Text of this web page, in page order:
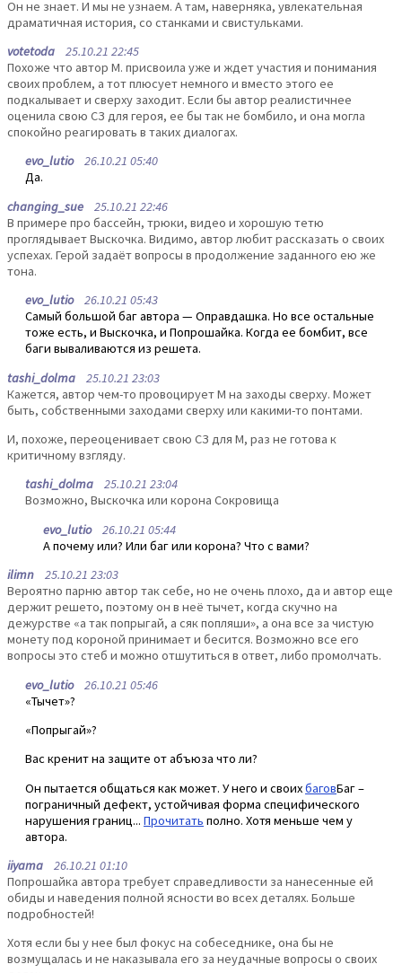
Он не знает. И мы не узнаем. А там, наверняка, увлекательная
драматичная история, со станками и свистульками.
votetoda 25.10.21 22:45
Похоже что автор М. присвоила уже и ждет участия и понимания
своих проблем, а тот плюсует немного и вместо этого ее
подкалывает и сверху заходит. Если бы автор реалистичнее
оценила свою СЗ для героя, ее бы так не бомбило, и она могла
спокойно реагировать в таких диалогах.
evo_lutio26.10.21 05:40
Да.
changing_sue 25.10.21 22:46
В примере про бассейн, трюки, видео и хорошую тетю
проглядывает Выскочка. Видимо, автор любит рассказать о своих
успехах. Герой задаёт вопросы в продолжение заданного ею же
тона.
evo_lutio26.10.21 05:43
Самый большой баг автора — Оправдашка. Но все остальные
тоже есть, и Выскочка, и Попрошайка. Когда ее бомбит, все
баги вываливаются из решета.
tashi_dolma 25.10.21 23:03
Кажется, автор чем-то провоцирует М на заходы сверху. Может
быть, собственными заходами сверху или какими-то понтами.
И, похоже, переоценивает свою СЗ для М, раз не готова к
критичному взгляду.
tashi_dolma 25.10.21 23:04
Возможно, Выскочка или корона Сокровища
evo_lutio26.10.21 05:44
А почему или? Или баг или корона? Что с вами?
ilimn 25.10.21 23:03
Вероятно парню автор так себе, но не очень плохо, да и автор еще
держит решето, поэтому он в неё тычет, когда скучно на
дежурстве «а так попрыгай, а сяк попляши», а она все за чистую
монету под короной принимает и бесится. Возможно все его
вопросы это стеб и можно отшутиться в ответ, либо промолчать.
evo_lutio26.10.21 05:46
«Тычет»?
«Попрыгай»?
Вас кренит на защите от абъюза что ли?
Он пытается общаться как может. У него и своихбаговБаг –
пограничный дефект, устойчивая форма специфического
нарушения границ... Прочитать полно. Хотя меньше чем у
автора.
iiyama 26.10.21 01:10
Попрошайка автора требует справедливости за нанесенные ей
обиды и наведения полной ясности во всех деталях. Больше
подробностей!
Хотя если бы у нее был фокус на собеседнике, она бы не
возмущалась и не наказывала его за неудачные вопросы о своих